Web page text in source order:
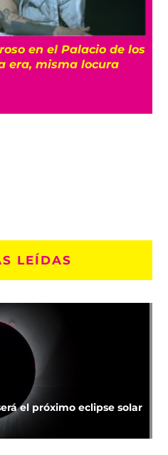
de Big Big Love:
la Ciudad de México
LEÍDAS
el próximo eclipse solar